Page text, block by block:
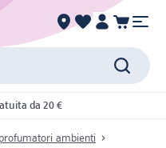
da 20 €
ambienti